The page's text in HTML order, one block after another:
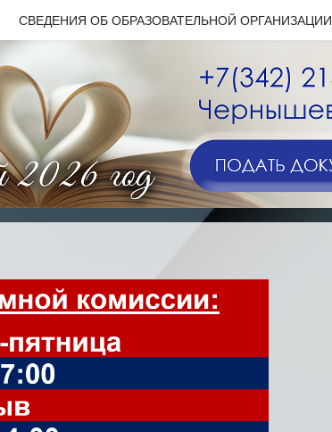
СВЕДЕНИЯ ОБ ОБРАЗОВАТЕЛЬНОЙ ОРГАНИЗАЦИИ